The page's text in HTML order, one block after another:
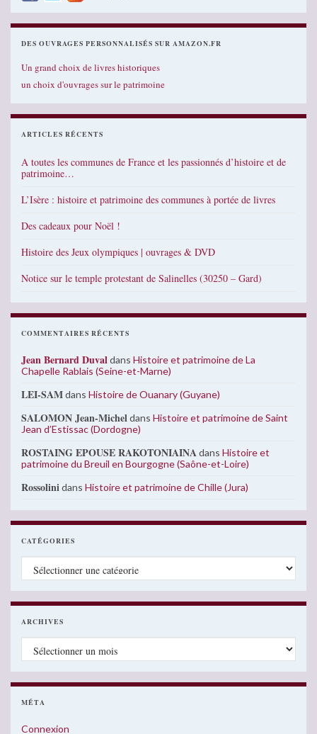
DES OUVRAGES PERSONNALISÉS SUR AMAZON.FR
Un grand choix de livres historiques
un choix d'ouvrages sur le patrimoine
ARTICLES RÉCENTS
A toutes les communes de France et les passionnés d’histoire et de
patrimoine…
L’Isère : histoire et patrimoine des communes à portée de livres
Des cadeaux pour Noël !
Histoire des Jeux olympiques | ouvrages & DVD
Notice sur le temple protestant de Salinelles (30250 – Gard)
COMMENTAIRES RÉCENTS
Jean Bernard Duvaldans Histoire et patrimoine de La
Chapelle Rablais (Seine-et-Marne)
LEI-SAMdans Histoire de Ouanary (Guyane)
SALOMON Jean-Micheldans Histoire et patrimoine de Saint
Jean d’Estissac (Dordogne)
ROSTAING EPOUSE RAKOTONIAINAdans Histoire et
patrimoine du Breuil en Bourgogne (Saône-et-Loire)
Rossolinidans Histoire et patrimoine de Chille (Jura)
CATÉGORIES
Catégories
ARCHIVES
Archives
MÉTA
Connexion